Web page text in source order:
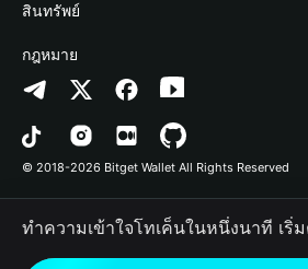
ศูนย์ช่วยเหลือ
ติดต่อเรา
ทรัพยากรข้อมูลของแบรนด์
อาชีพ
Crypto Swap API
Altcoin Season Index
Prediction Markets
DApp
RWA
Bitget Wallet Pay
ลิสต์โปรเจกต์
เทคโนโลยีความปลอดภัย
ซื้อคริปโต
การตรวจจับการอนุญาต
การตรวจจับสัญญา
การโอนเป็นชุด
สินทรัพย์
Arbitrum
Avalanche
Bitcoin
Polygon
กฎหมาย
นโยบายความเป็นส่วนตัว
ข้อตกลงในการใช้บริการ
© 2018-2026 Bitget Wallet All Rights Reserved
ทำความเข้าใจโทเค็นในหนึ่งนาที เริ่